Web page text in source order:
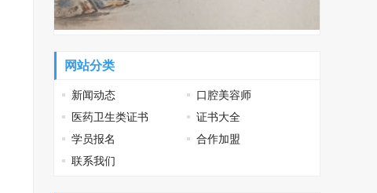
网站分类
新闻动态
口腔美容师
医药卫生类证书
证书大全
学员报名
合作加盟
联系我们